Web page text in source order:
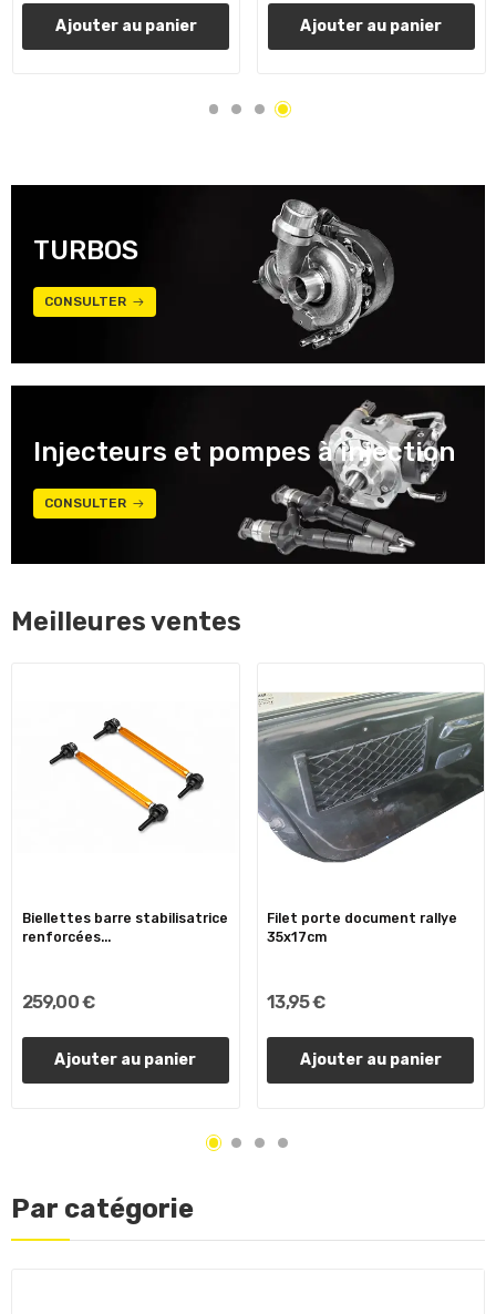
Ajouter au panier Ajouter au panier
TURBOS
CONSULTER
Injecteurs et pompes à injection
CONSULTER
Meilleures ventes
Biellettes barre stabilisatrice
renforcées...
259,00 €
Ajouter au panier
Filet porte document rallye
35x17cm
13,95 €
Ajouter au panier
Par catégorie